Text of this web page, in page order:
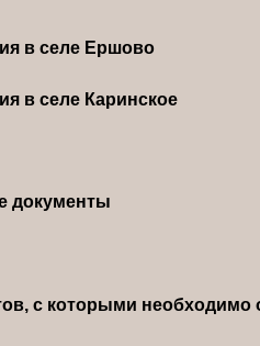
в селе Ершово
в селе Каринское
документы
с которыми необходимо